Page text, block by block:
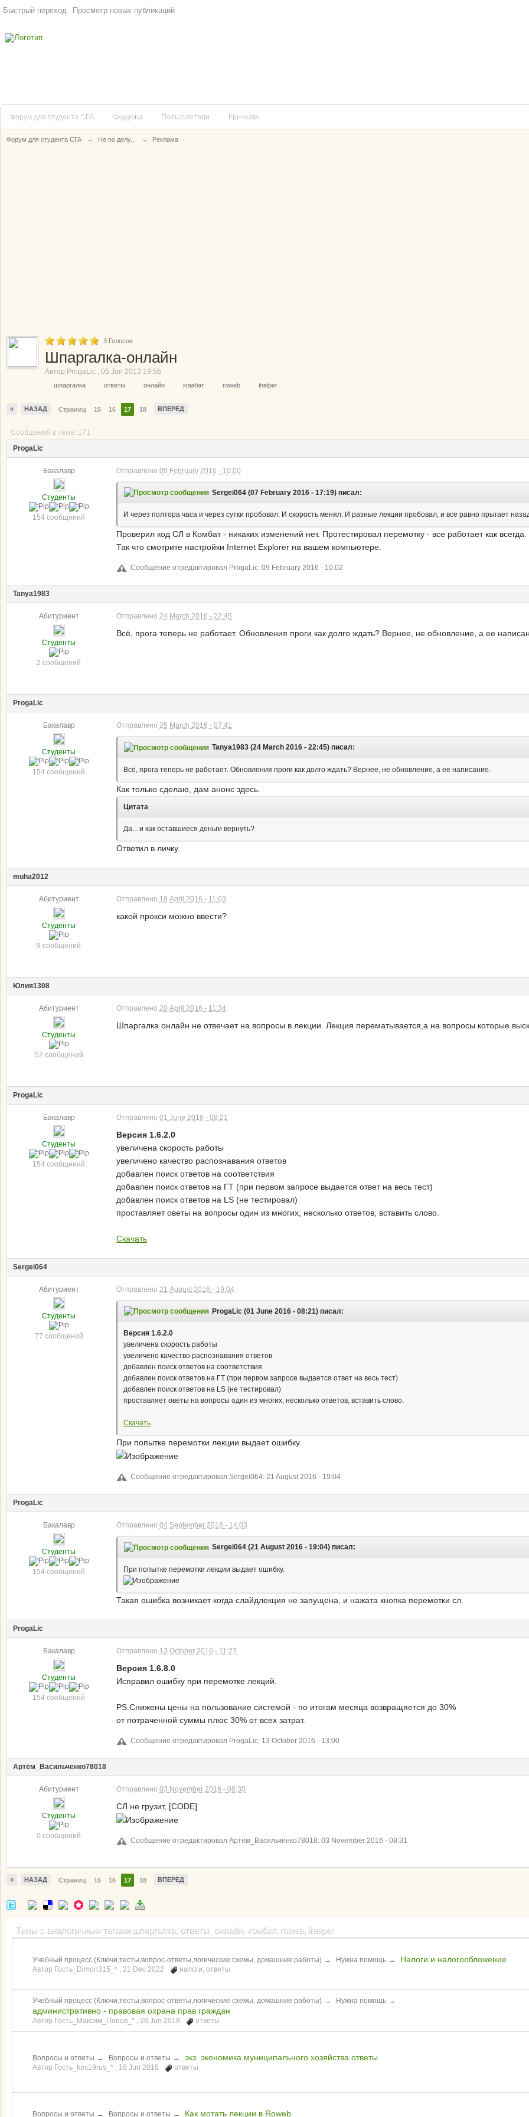
Быстрый переход Просмотр новых публикаций
Форум для студента СГА Форумы Пользователи Кричалка
Форум для студента СГА → Не по делу... → Реклама
3 Голосов
Шпаргалка-онлайн
Автор ProgaLic , 05 Jan 2013 19:56
шпаргалка ответы онлайн комбат roweb ihelper
« НАЗАД Страниц 15 16 17 18 ВПЕРЕД
Сообщений в теме: 171
ProgaLic
Бакалавр
Студенты
154 сообщений
Отправлено 09 February 2016 - 10:00
Sergei064 (07 February 2016 - 17:19) писал:
И через полтора часа и через сутки пробовал. И скорость менял. И разные лекции пробовал, и все равно прыгает
Проверил код СЛ в Комбат - никаких изменений нет. Протестировал перемотку - все работает как всегда.
Так что смотрите настройки Internet Explorer на вашем компьютере.
Сообщение отредактировал ProgaLic: 09 February 2016 - 10:02
Tanya1983
Абитуриент
Студенты
2 сообщений
Отправлено 24 March 2016 - 22:45
Всё, прога теперь не работает. Обновления проги как долго ждать? Вернее, не обновление, а ее
ProgaLic
Бакалавр
Студенты
154 сообщений
Отправлено 25 March 2016 - 07:41
Tanya1983 (24 March 2016 - 22:45) писал:
Всё, прога теперь не работает. Обновления проги как долго ждать? Вернее, не обновление, а ее написание.
Как только сделаю, дам анонс здесь.
Цитата
Да... и как оставшиеся деньги вернуть?
Ответил в личку.
muha2012
Абитуриент
Студенты
9 сообщений
Отправлено 18 April 2016 - 11:03
какой прокси можно ввести?
Юлия1308
Абитуриент
Студенты
52 сообщений
Отправлено 20 April 2016 - 11:34
Шпаргалка онлайн не отвечает на вопросы в лекции. Лекция перематывается,а на вопросы которые
ProgaLic
Бакалавр
Студенты
154 сообщений
Отправлено 01 June 2016 - 08:21
Версия 1.6.2.0
увеличена скорость работы
увеличено качество распознавания ответов
добавлен поиск ответов на соответствия
добавлен поиск ответов на ГТ (при первом запросе выдается ответ на весь тест)
добавлен поиск ответов на LS (не тестировал)
проставляет оветы на вопросы один из многих, несколько ответов, вставить слово.
Скачать
Sergei064
Абитуриент
Студенты
77 сообщений
Отправлено 21 August 2016 - 19:04
ProgaLic (01 June 2016 - 08:21) писал:
Версия 1.6.2.0
увеличена скорость работы
увеличено качество распознавания ответов
добавлен поиск ответов на соответствия
добавлен поиск ответов на ГТ (при первом запросе выдается ответ на весь тест)
добавлен поиск ответов на LS (не тестировал)
проставляет оветы на вопросы один из многих, несколько ответов, вставить слово.
Скачать
При попытке перемотки лекции выдает ошибку.
Сообщение отредактировал Sergei064: 21 August 2016 - 19:04
ProgaLic
Бакалавр
Студенты
154 сообщений
Отправлено 04 September 2016 - 14:03
Sergei064 (21 August 2016 - 19:04) писал:
При попытке перемотки лекции выдает ошибку.
Такая ошибка возникает когда слайдлекция не запущена, и нажата кнопка перемотки сл.
ProgaLic
Бакалавр
Студенты
154 сообщений
Отправлено 13 October 2016 - 11:27
Версия 1.6.8.0
Исправил ошибку при перемотке лекций.
PS.Снижены цены на пользование системой - по итогам месяца возвращяется до 30%
от потраченной суммы плюс 30% от всех затрат.
Сообщение отредактировал ProgaLic: 13 October 2016 - 13:00
Артём_Васильченко78018
Абитуриент
Студенты
0 сообщений
Отправлено 03 November 2016 - 08:30
СЛ не грузит, [CODE]
Сообщение отредактировал Артём_Васильченко78018: 03 November 2016 - 08:31
« НАЗАД Страниц 15 16 17 18 ВПЕРЕД
Темы с аналогичным тегами шпаргалка, ответы, онлайн, комбат, roweb, ihelper
Учебный процесс (Ключи,тесты,вопрос-ответы,логические схемы, домашние работы) → Нужна помощь → Налоги и налогообложение
Автор Гость_Dimon315_* , 21 Dec 2022 налоги, ответы
Учебный процесс (Ключи,тесты,вопрос-ответы,логические схемы, домашние работы) → Нужна помощь →
административно - правовая охрана прав граждан
Автор Гость_Максим_Попов_* , 26 Jun 2018 ответы
Вопросы и ответы → Вопросы и ответы → экз. экономика муниципального хозяйства ответы
Автор Гость_kos19rus_* , 18 Jun 2018 ответы
Вопросы и ответы → Вопросы и ответы → Как мотать лекции в Roweb